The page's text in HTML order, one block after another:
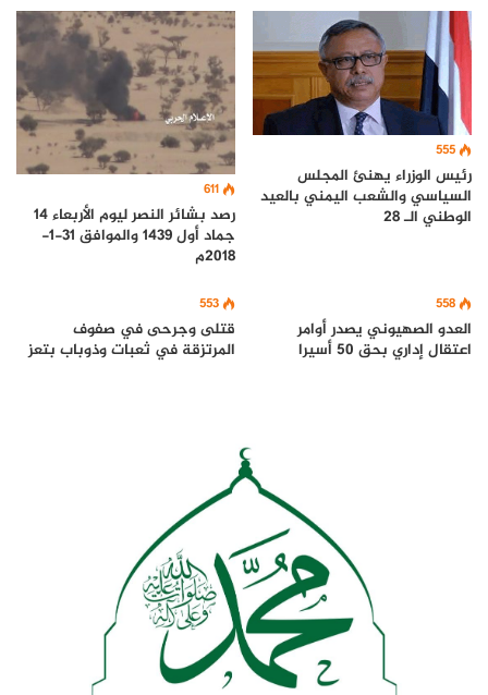
555
رئيس الوزراء يهنئ المجلس
السياسي والشعب اليمني بالعيد
الوطني الـ ٢٨
611
رصد بشائر النصر ليوم الأربعاء 14
جماد أول 1439 والموافق 31-1-
2018م
558
العدو الصهيوني يصدر أوامر
اعتقال إداري بحق 50 أسيرا
553
قتلى وجرحى في صفوف
المرتزقة في ثعبات وذوباب بتعز